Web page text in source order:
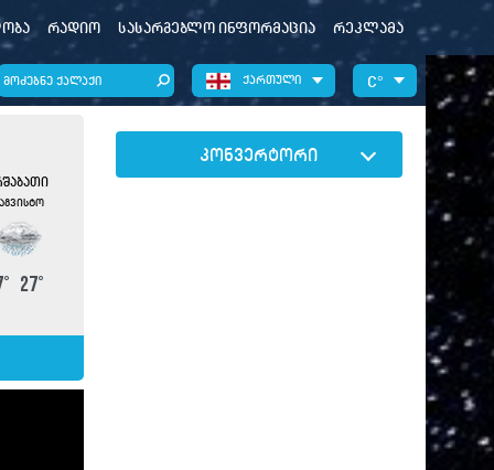
რადიო სასარგებლო ინფორმაცია რეკლამა
ქართული °
° 27°
კონვერტორი